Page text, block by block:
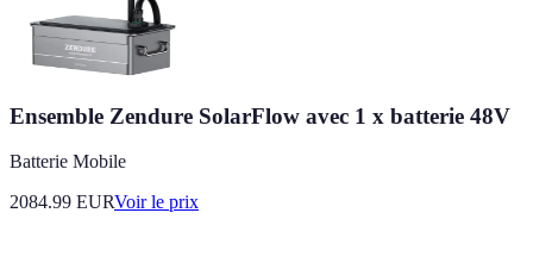
Ensemble Zendure SolarFlow avec 1 x batterie 48V
Batterie Mobile
2084.99 EURVoir le prix